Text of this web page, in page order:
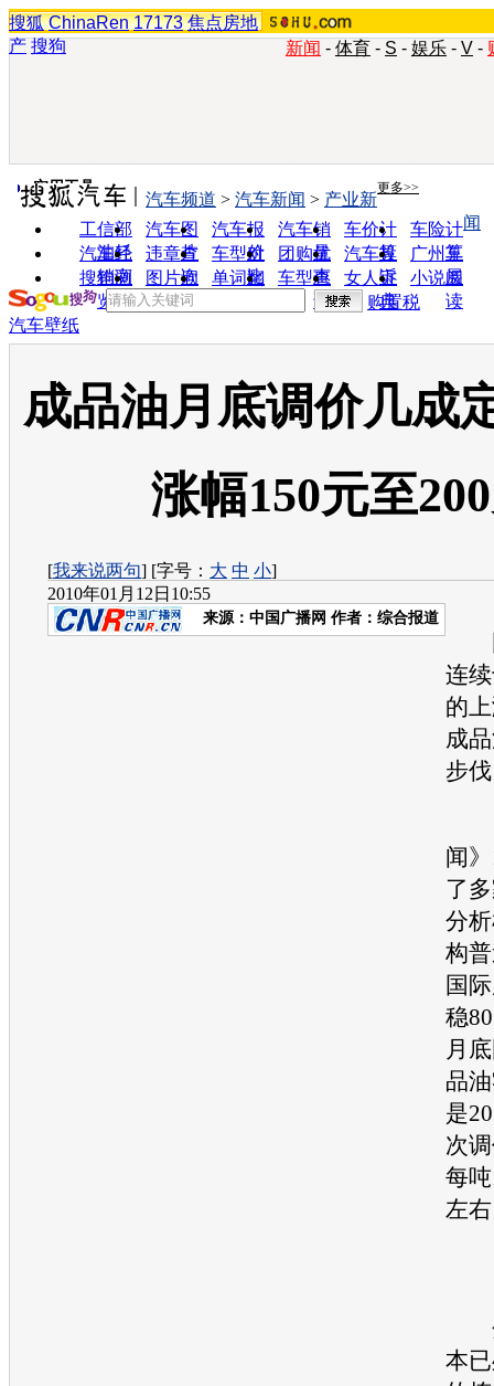
搜狐 ChinaRen 17173 焦点房地
产 搜狗 新闻 - 体育 - S - 娱乐 - V -
实用工具 更多>>
工信部
油耗
汽车图
片
汽车报
价
汽车销
量
车价计
算
车险计
算
汽车经
销商
违章查
询
车型对
比
团购优
惠
汽车投
诉
广州车
展
搜狗浏
览器
图片欣
赏
单词翻
车型查
询
女人宝
典
小说阅
读
汽车频道 > 汽车新闻 > 产业新
闻
购置税
汽车壁纸
成品油月底调价几成
涨幅150元至
[我来说两句] [字号： 大 中 小]
2010年01月12日10:55
来源： 中国广播网 作者：综合报道
连
的
成品
步
闻
了
分
构
国
稳
月
品
是
次
每
左
分
本